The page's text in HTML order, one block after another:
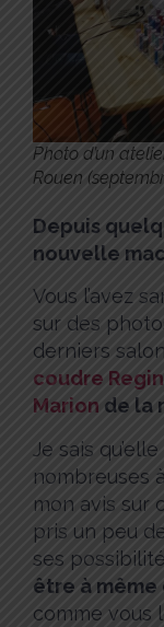
Photo d’un
Rouen
Depuis
nouvelle
Vous l’avez
sur des
derniers
coudre
Marion de la
Je sais
nombreuses
mon avis sur
pris un peu
ses
être à
comme vous